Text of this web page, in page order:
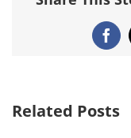
Related Posts